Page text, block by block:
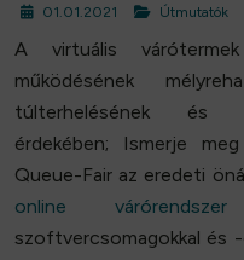
01.01.2021 Útmutatók
A virtuális
működésének
túlterhelésének és
érdekében; Ismerje
Queue-Fair az eredeti
online várórendszer
szoftvercsomagokkal és